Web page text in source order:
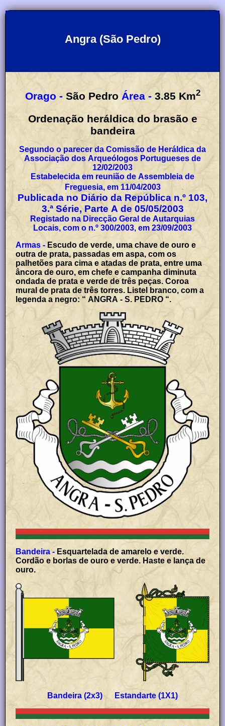
Angra (São Pedro)
Orago - São Pedro Área - 3.85 Km2
Ordenação heráldica do brasão e
bandeira
Segundo o parecer da Comissão de Heráldica da
Associação dos Arqueólogos Portugueses de
12/02/2003
Estabelecida em reunião de Assembleia de
Freguesia, em 11/04/2003
Publicada no Diário da República n.º 103,
3.ª Série, Parte A de 05/05/2003
Registado na Direcção Geral de Autarquias
Locais, com o n.º 300/2003, em 23/09/2003
Armas - Escudo de verde, uma chave de ouro e
outra de prata, passadas em aspa, com os
palhetões para cima e atadas de prata, entre uma
âncora de ouro, em chefe e campanha diminuta
ondada de prata e verde de três peças. Coroa
mural de prata de três torres. Listel branco, com a
legenda a negro: “ ANGRA - S. PEDRO “.
Bandeira - Esquartelada de amarelo e verde.
Cordão e borlas de ouro e verde. Haste e lança de
ouro.
Bandeira (2x3) Estandarte (1X1)